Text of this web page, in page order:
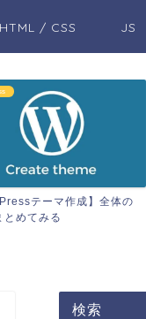
HTML / CSS JS
テーマ作成】全体の
とめてみる
検索